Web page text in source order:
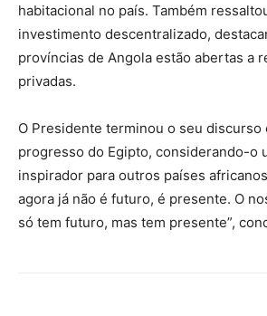
habitacional no país. Também
investimento descentralizado,
províncias de Angola estão abertas a
privadas.
O Presidente terminou o seu discurso
progresso do Egipto, considerando-o
inspirador para outros países
agora já não é futuro, é presente. O
só tem futuro, mas tem presente”,